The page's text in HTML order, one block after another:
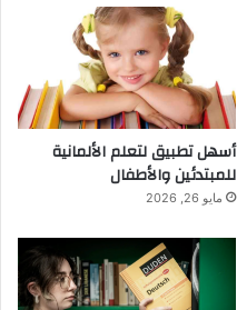
أسهل تطبيق لتعلم الألمانية
للمبتدئين والأطفال
مايو 26, 2026